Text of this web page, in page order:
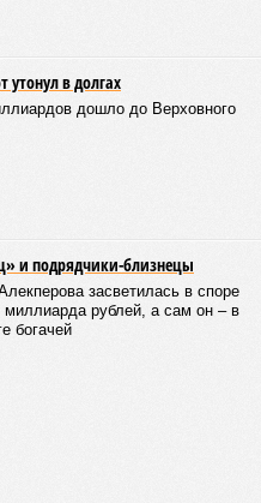
утонул в долгах
дошло до Верховного
и подрядчики-близнецы
засветилась в споре
рублей, а сам он – в
богачей